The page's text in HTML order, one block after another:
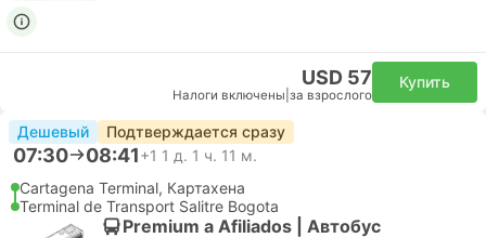
USD 57
Налоги включены за взрослого
Купить
Дешевый Подтверждается сразу
07:30 08:41+1 1 д. 1 ч. 11 м.
Cartagena Terminal, Картахена
Terminal de Transport Salitre Bogota
Premium a Afiliados | Автобус